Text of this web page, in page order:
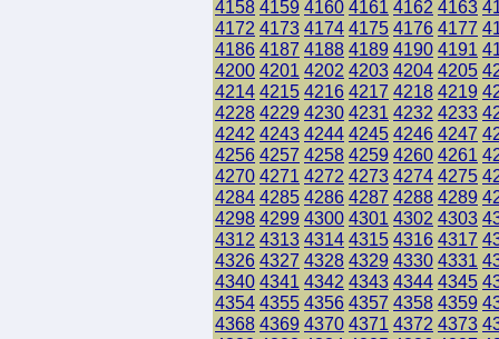
4158 4159 4160 4161 4162 4163
4172 4173 4174 4175 4176 4177
4186 4187 4188 4189 4190 4191
4200 4201 4202 4203 4204 4205
4214 4215 4216 4217 4218 4219
4228 4229 4230 4231 4232 4233
4242 4243 4244 4245 4246 4247
4256 4257 4258 4259 4260 4261
4270 4271 4272 4273 4274 4275
4284 4285 4286 4287 4288 4289
4298 4299 4300 4301 4302 4303
4312 4313 4314 4315 4316 4317
4326 4327 4328 4329 4330 4331
4340 4341 4342 4343 4344 4345
4354 4355 4356 4357 4358 4359
4368 4369 4370 4371 4372 4373